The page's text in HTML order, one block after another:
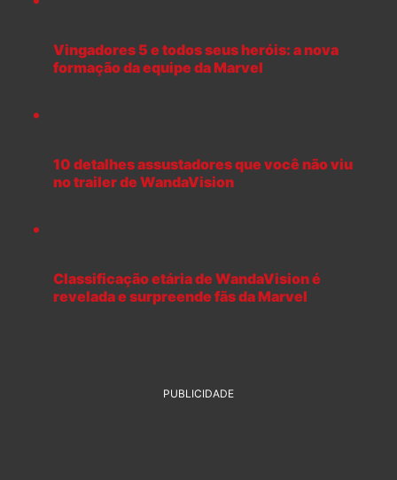
Vingadores 5 e todos seus heróis: a nova
formação da equipe da Marvel
10 detalhes assustadores que você não viu
no trailer de WandaVision
Classificação etária de WandaVision é
revelada e surpreende fãs da Marvel
PUBLICIDADE